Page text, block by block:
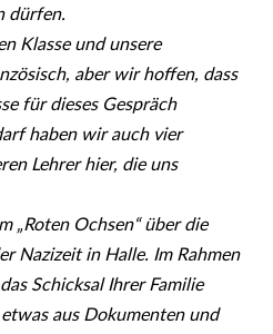
dürfen.
Klasse und unsere
aber wir hoffen, dass
für dieses Gespräch
haben wir auch vier
Lehrer hier, die uns
„Roten Ochsen“ über die
Nazizeit in Halle. Im Rahmen
Schicksal Ihrer Familie
aus Dokumenten und